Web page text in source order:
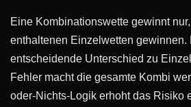
Eine Kombinationswette gewinnt
enthaltenen Einzelwetten gewinnen.
entscheidende Unterschied zu
Fehler macht die gesamte Kombi
oder-Nichts-Logik erhoht das Risiko